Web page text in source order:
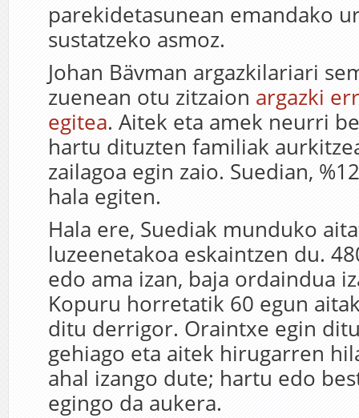
parekidetasunean emandako
sustatzeko asmoz.
Johan Bävman argazkilariari
zuenean otu zitzaion argazki
egitea. Aitek eta amek neurri
hartu dituzten familiak
zailagoa egin zaio. Suedian,
hala egiten.
Hala ere, Suediak munduko
luzeenetakoa eskaintzen du.
edo ama izan, baja ordaindua
Kopuru horretatik 60 egun
ditu derrigor. Oraintxe egin
gehiago eta aitek hirugarren
ahal izango dute; hartu edo
egingo da aukera.